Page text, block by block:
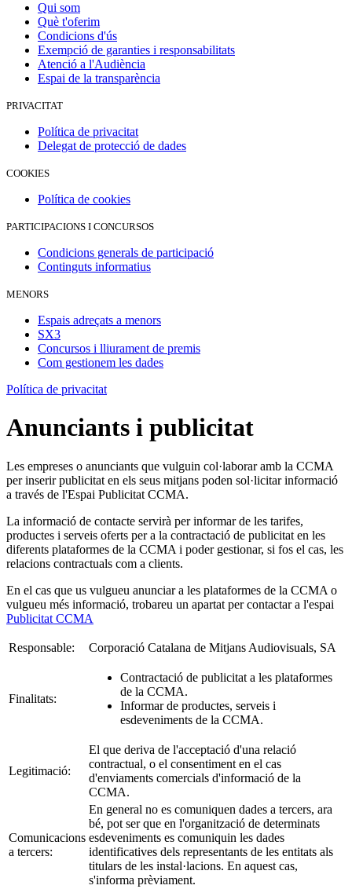
Qui som
Què t'oferim
Condicions d'ús
Exempció de garanties i responsabilitats
Atenció a l'Audiència
Espai de la transparència
PRIVACITAT
Política de privacitat
Delegat de protecció de dades
COOKIES
Política de cookies
PARTICIPACIONS I CONCURSOS
Condicions generals de participació
Continguts informatius
MENORS
Espais adreçats a menors
SX3
Concursos i lliurament de premis
Com gestionem les dades
Política de privacitat
Anunciants i publicitat
Les empreses o anunciants que vulguin col·laborar amb la CCMA
per inserir publicitat en els seus mitjans poden sol·licitar informació
a través de l'Espai Publicitat CCMA.
La informació de contacte servirà per informar de les tarifes,
productes i serveis oferts per a la contractació de publicitat en les
diferents plataformes de la CCMA i poder gestionar, si fos el cas, les
relacions contractuals com a clients.
En el cas que us vulgueu anunciar a les plataformes de la CCMA o
vulgueu més informació, trobareu un apartat per contactar a l'espai
Publicitat CCMA
Responsable: Corporació Catalana de Mitjans Audiovisuals, SA
Finalitats:
Contractació de publicitat a les plataformes
de la CCMA.
Informar de productes, serveis i
esdeveniments de la CCMA.
Legitimació:
El que deriva de l'acceptació d'una relació
contractual, o el consentiment en el cas
d'enviaments comercials d'informació de la
CCMA.
Comunicacions
a tercers:
En general no es comuniquen dades a tercers, ara
bé, pot ser que en l'organització de determinats
esdeveniments es comuniquin les dades
identificatives dels representants de les entitats als
titulars de les instal·lacions. En aquest cas,
s'informa prèviament.